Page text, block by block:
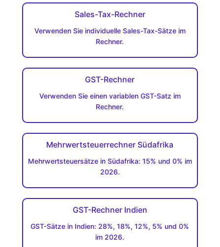
Sales-Tax-Rechner
Verwenden Sie individuelle Sales-Tax-Sätze im
Rechner.
GST-Rechner
Verwenden Sie einen variablen GST-Satz im
Rechner.
Mehrwertsteuerrechner Südafrika
Mehrwertsteuersätze in Südafrika: 15% und 0% im
2026.
GST-Rechner Indien
GST-Sätze in Indien: 28%, 18%, 12%, 5% und 0%
im 2026.